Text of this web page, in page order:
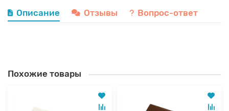
Описание Отзывы Вопрос-ответ
Похожие товары